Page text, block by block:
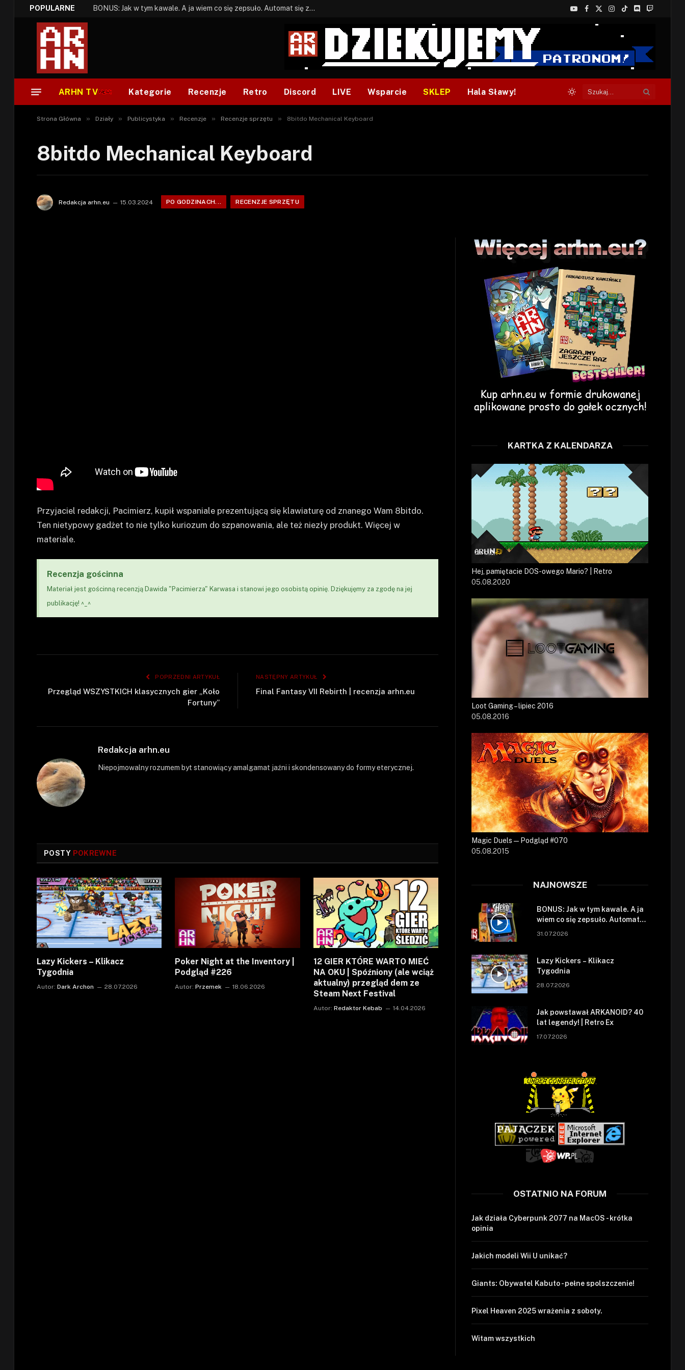
POPULARNE BONUS: Jak w tym kawale. A ja wiem co się zepsuło. Automat się zepsuł.
YouTube
Facebook
X
(Twitter)
Instagram
TikTokDiscordTwitch
ARHN TV Kategorie Recenzje Retro Discord LIVE Wsparcie SKLEP Hala Sławy!
Strona Główna » Działy » Publicystyka » Recenzje » Recenzje sprzętu » 8bitdo Mechanical Keyboard
8bitdo Mechanical Keyboard
Redakcja arhn.eu 15.03.2024 PO GODZINACH... RECENZJE SPRZĘTU
Przyjaciel redakcji, Pacimierz, kupił wspaniale prezentującą się klawiaturę od znanego Wam 8bitdo.
Ten nietypowy gadżet to nie tylko kuriozum do szpanowania, ale też niezły produkt. Więcej w
materiale.
Recenzja gościnna
Materiał jest gościnną recenzją Dawida "Pacimierza" Karwasa i stanowi jego osobistą opinię. Dziękujęmy za zgodę na jej
publikację! ^_^
POPRZEDNI ARTYKUŁ
Przegląd WSZYSTKICH klasycznych gier „Koło
Fortuny”
NASTĘPNY ARTYKUŁ
Final Fantasy VII Rebirth | recenzja arhn.eu
Redakcja arhn.eu
Niepojmowalny rozumem byt stanowiący amalgamat jaźni i skondensowany do formy eterycznej.
POSTY POKREWNE
Lazy Kickers – Klikacz
Tygodnia
Autor: Dark Archon 28.07.2026
Poker Night at the Inventory |
Podgląd #226
Autor: Przemek 18.06.2026
12 GIER KTÓRE WARTO MIEĆ
NA OKU | Spóźniony (ale wciąż
aktualny) przegląd dem ze
Steam Next Festival
Autor: Redaktor Kebab 14.04.2026
KARTKA Z KALENDARZA
Hej, pamiętacie DOS-owego Mario? | Retro
05.08.2020
Loot Gaming – lipiec 2016
05.08.2016
Magic Duels — Podgląd #070
05.08.2015
NAJNOWSZE
BONUS: Jak w tym kawale. A ja
wiem co się zepsuło. Automat
się zepsuł.
31.07.2026
Lazy Kickers – Klikacz
Tygodnia
28.07.2026
Jak powstawał ARKANOID? 40
lat legendy! | Retro Ex
17.07.2026
OSTATNIO NA FORUM
Jak działa Cyberpunk 2077 na MacOS - krótka
opinia
Jakich modeli Wii U unikać?
Giants: Obywatel Kabuto - pełne spolszczenie!
Pixel Heaven 2025 wrażenia z soboty.
Witam wszystkich